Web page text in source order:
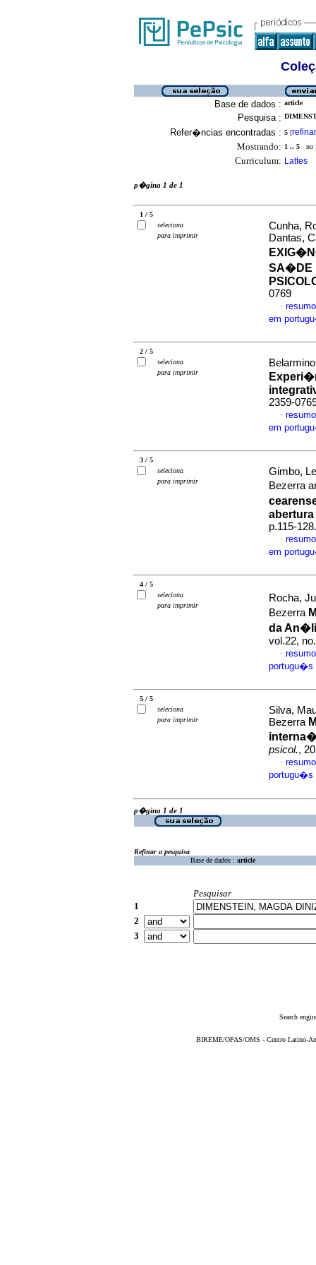
Base de dados : article
Pesquisa :
Refer�ncias encontradas : 5 [refinar
Mostrando: 1 .. 5 no
Curriculum: Lattes
p�gina 1 de 1
1 / 5
seleciona
para imprimir
Cunha,
Dantas,
SA�DE
0769
·
em
2 / 5
seleciona
para imprimir
2359-
·
em
3 / 5
seleciona
para imprimir
Gimbo,
Bezerra
p.115-
·
em
4 / 5
seleciona
para imprimir
Rocha,
Bezerra
da
vol.22,
·
portugu�s
5 / 5
seleciona
para imprimir
Silva,
Bezerra
psicol.,
·
portugu�s
p�gina 1 de 1
Refinar a pesquisa
Base de dados : article
Pesquisar
1
2
3
Search
BIREME/OPAS/OMS - Centro Latino-